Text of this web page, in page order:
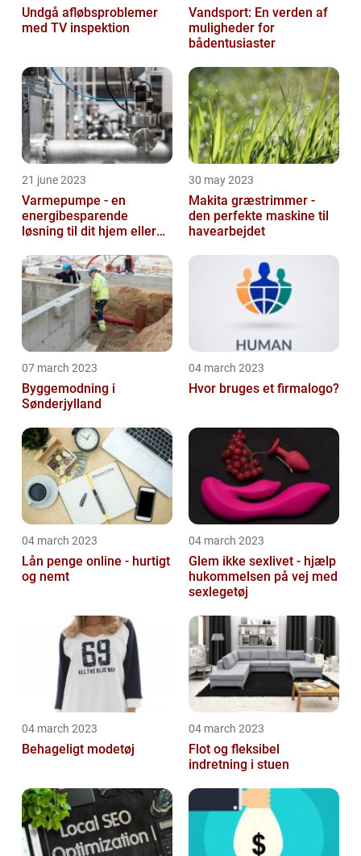
Undgå afløbsproblemer
med TV inspektion
Vandsport: En verden af
muligheder for
bådentusiaster
21 june 2023
Varmepumpe - en
energibesparende
løsning til dit hjem eller
30 may 2023
Makita græstrimmer -
den perfekte maskine til
havearbejdet
07 march 2023
Byggemodning i
Sønderjylland
04 march 2023
Hvor bruges et firmalogo?
04 march 2023
Lån penge online - hurtigt
og nemt
04 march 2023
Glem ikke sexlivet - hjælp
hukommelsen på vej med
sexlegetøj
04 march 2023
Behageligt modetøj
04 march 2023
Flot og fleksibel
indretning i stuen